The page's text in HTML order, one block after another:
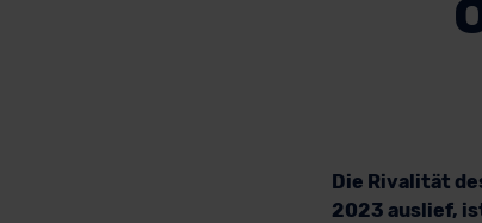
Die Rivalität
2023 auslief,